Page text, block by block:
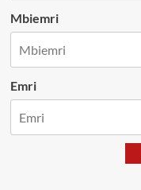
Mbiemri
Emri